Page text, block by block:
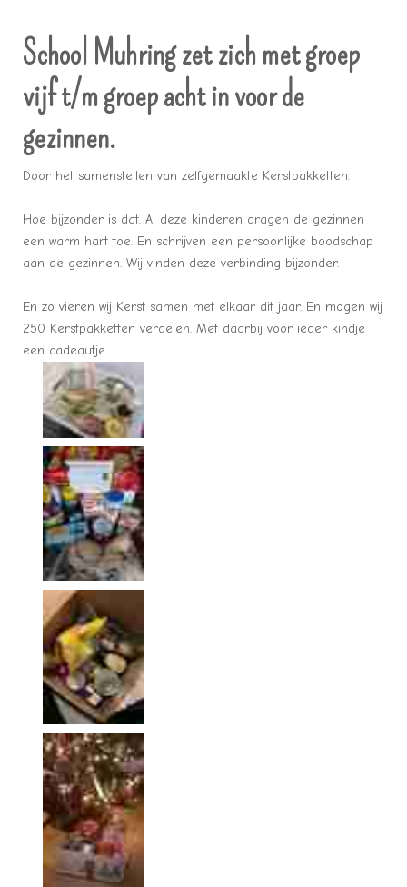
School Muhring zet zich met groep
vijf t/m groep acht in voor de
gezinnen.
Door het samenstellen van zelfgemaakte Kerstpakketten.
Hoe bijzonder is dat. Al deze kinderen dragen de gezinnen
een warm hart toe. En schrijven een persoonlijke boodschap
aan de gezinnen. Wij vinden deze verbinding bijzonder.
En zo vieren wij Kerst samen met elkaar dit jaar. En mogen wij
250 Kerstpakketten verdelen. Met daarbij voor ieder kindje
een cadeautje.